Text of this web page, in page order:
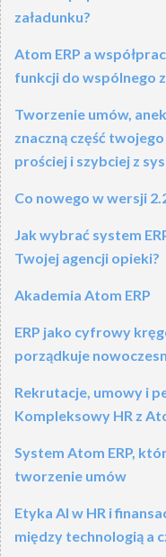
załadunku?
Atom ERP a
funkcji do wspólnego
Tworzenie umów,
znaczną część
prościej i szybciej z
Co nowego w wersji
Jak wybrać system
Twojej agencji opieki?
Akademia Atom ERP
ERP jako cyfrowy
porządkuje
Rekrutacje, umowy i
Kompleksowy HR z
System Atom ERP,
tworzenie umów
Etyka AI w HR i
między technologią a